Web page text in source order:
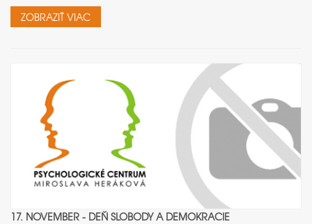
ZOBRAZIŤ VIAC
17. NOVEMBER - DEŇ SLOBODY A DEMOKRACIE